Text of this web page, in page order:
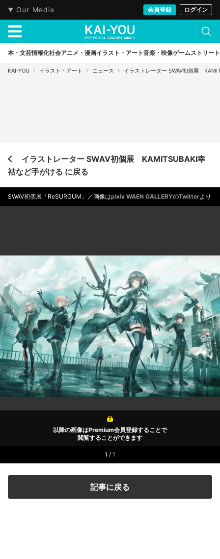
Our Media 会員登録 ログイン
本・文芸情報化社会アニメ・漫画イラスト・アート音楽・映像ゲームストリート
KAI-YOU イラスト・アート ニュース イラストレーター SWAV初個展
イラストレーター SWAV初個展 KAMITSUBAKI幸
祜など手がける に戻る
SWAV初個展「ReSURGUM」／画像はpixiv WAEN GALLERYのTwitterより
以降の画像はPremium会員登録することで
閲覧することができます
1 / 1
記事に戻る